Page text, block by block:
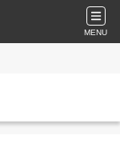
MENU